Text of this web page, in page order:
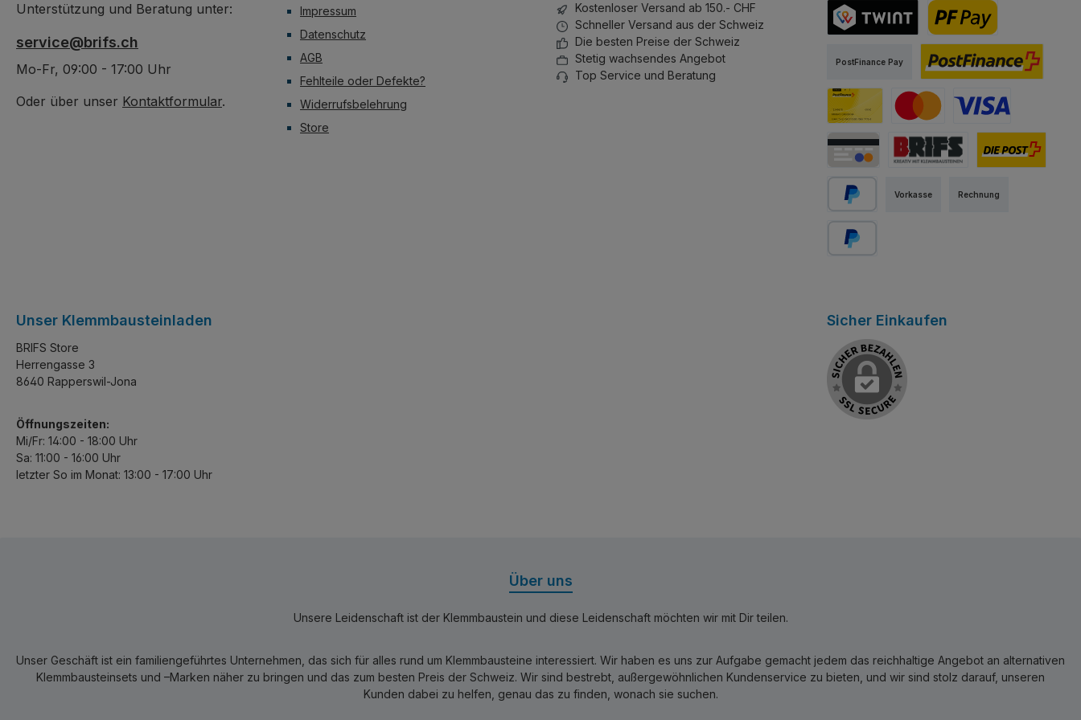
Lang und 27cm Breit. Türen
und die mit Stoßdämpfern
versehene Heckklappe
lassen sich öffnen. RC
Version mit Power Functions
Unterstützung und Beratung unter:
service@brifs.ch
Mo-Fr, 09:00 - 17:00 Uhr
Oder über unser Kontaktformular.
Impressum
Datenschutz
AGB
Fehlteile oder Defekte?
Widerrufsbelehrung
Store
Kostenloser Versand ab 150.- CHF
Schneller Versand aus der Schweiz
Die besten Preise der Schweiz
Stetig wachsendes Angebot
Top Service und Beratung
PostFinance Pay
PostFinance Pay
Vorkasse Rechnung
Sicher Einkaufen
Unser Klemmbausteinladen
BRIFS Store
Herrengasse 3
8640 Rapperswil-Jona
Öffnungszeiten:
Mi/Fr: 14:00 - 18:00 Uhr
Sa: 11:00 - 16:00 Uhr
letzter So im Monat: 13:00 - 17:00 Uhr
Über uns
Unsere Leidenschaft ist der Klemmbaustein und diese Leidenschaft möchten wir mit Dir teilen.
Unser Geschäft ist ein familiengeführtes Unternehmen, das sich für alles rund um Klemmbausteine interessiert. Wir haben es uns zur Aufgabe gemacht jedem das reichhaltige Angebot an alternativen
Klemmbausteinsets und –Marken näher zu bringen und das zum besten Preis der Schweiz. Wir sind bestrebt, außergewöhnlichen Kundenservice zu bieten, und wir sind stolz darauf, unseren
Kunden dabei zu helfen, genau das zu finden, wonach sie suchen.